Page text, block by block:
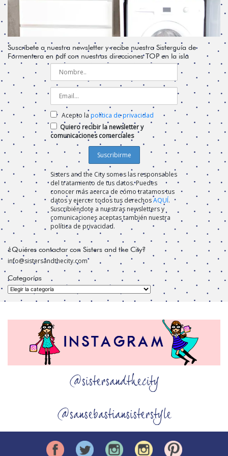
Suscríbete a nuestra newsletter y recibe nuestra Sisterguía de
Formentera en pdf con nuestras direcciones TOP en la isla
Acepto la política de privacidad
Quiero recibir la newsletter y
comunicaciones comerciales
Sisters and the City somos las responsables
del tratamiento de tus datos. Puedes
conocer más acerca de cómo tratamos tus
datos y ejercer todos tus derechosAQUÍ.
Suscribiéndote a nuestras newsletters y
comunicaciones aceptas también nuestra
política de privacidad.
¿Quiéres contactar con Sisters and the City?
info@sistersandthecity.com
Categorías
Categorías
@sistersandthecity
@sansebastiansisterstyle